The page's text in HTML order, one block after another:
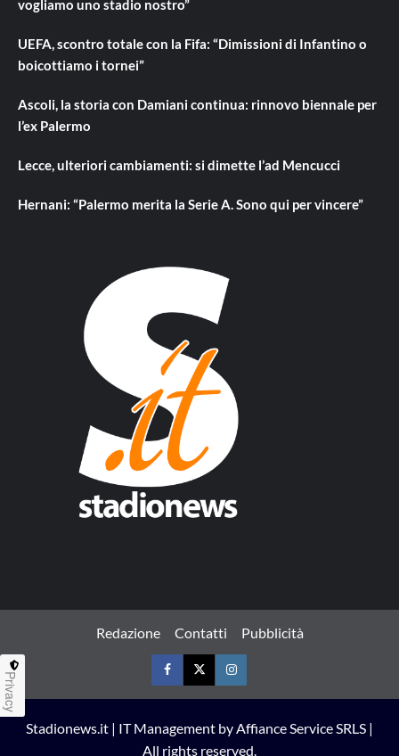
vogliamo uno stadio nostro”
UEFA, scontro totale con la Fifa: “Dimissioni di Infantino o
boicottiamo i tornei”
Ascoli, la storia con Damiani continua: rinnovo biennale per
l’ex Palermo
Lecce, ulteriori cambiamenti: si dimette l’ad Mencucci
Hernani: “Palermo merita la Serie A. Sono qui per vincere”
Redazione Contatti Pubblicità
FacebookTwitterInstagram
Stadionews.it | IT Management by Affiance Service SRLS |
All rights reserved.
Privacy